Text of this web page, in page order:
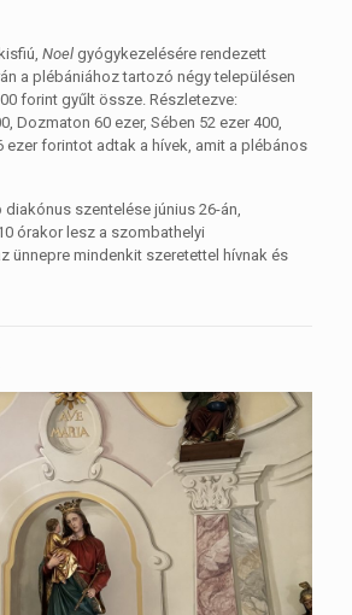
Noelgyógykezelésére rendezett
a plébániához tartozó négy településen
forint gyűlt össze. Részletezve:
Dozmaton 60 ezer, Sében 52 ezer 400,
ezer forintot adtak a hívek, amit a plébános
szentelése június 26-án,
órakor lesz a szombathelyi
ünnepre mindenkit szeretettel hívnak és